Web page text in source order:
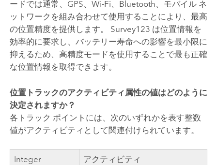
ードでは通常、GPS、Wi-Fi、Bluetooth、モバイル ネ
ットワークを組み合わせて使用することにより、最高
の位置精度を提供します。 Survey123 は位置情報を
効率的に要求し、バッテリー寿命への影響を最小限に
抑えるため、高精度モードを使用することで最も正確
な位置情報を取得できます。
位置トラックのアクティビティ属性の値はどのように
決定されますか？
各トラック ポイントには、次のいずれかを表す整数
値がアクティビティとして関連付けられています。
Integer アクティビティ